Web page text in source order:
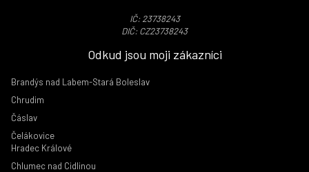
IČ: 23738243
DIČ: CZ23738243
Odkud jsou moji zákazníci
Brandýs nad Labem-Stará Boleslav
Chrudim
Čáslav
Čelákovice
Hradec Králové
Chlumec nad Cidlinou